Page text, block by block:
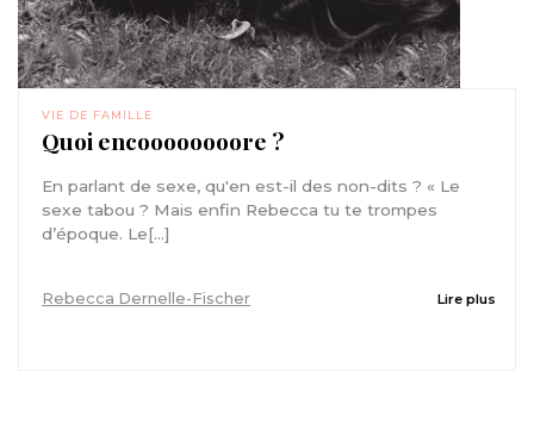
VIE DE FAMILLE
Quoi encoooooooore ?
En parlant de sexe, qu'en est-il des non-dits ? « Le
sexe tabou ? Mais enfin Rebecca tu te trompes
d’époque. Le[...]
Rebecca Dernelle-Fischer Lire plus